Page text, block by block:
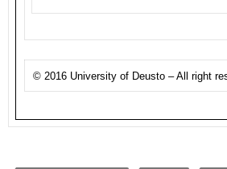
© 2016 University of Deusto – All right